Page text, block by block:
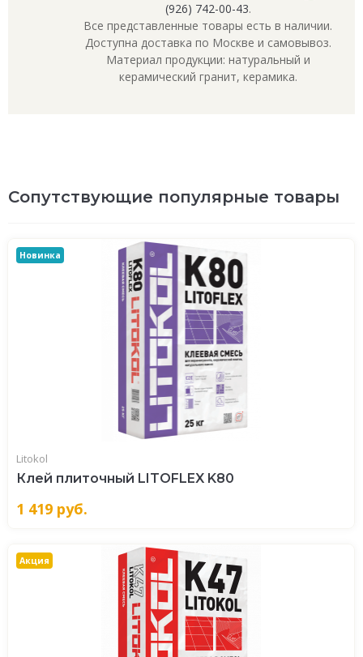
(926) 742-00-43.
Все представленные товары есть в наличии.
Доступна доставка по Москве и самовывоз.
Материал продукции: натуральный и
керамический гранит, керамика.
Сопутствующие популярные товары
Новинка
Litokol
Клей плиточный LITOFLEX K80
1 419 руб.
Акция